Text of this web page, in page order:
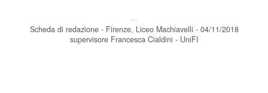
---
Scheda di redazione - Firenze, Liceo Machiavelli - 04/11/2018
supervisore Francesca Cialdini - UniFI